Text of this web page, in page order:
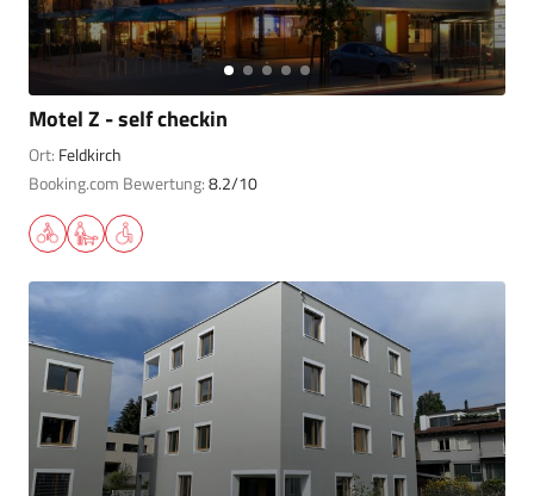
Motel Z - self checkin
Ort: Feldkirch
Booking.com Bewertung:8.2/10